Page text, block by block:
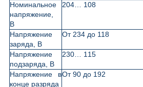
Номинальное
напряжение,
В
204… 108
Напряжение
заряда, В
От 234 до 118
Напряжение
подзаряда, В
230… 115
Напряжение в
конце разряда
От 90 до 192